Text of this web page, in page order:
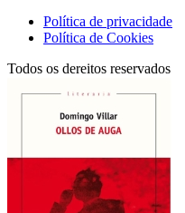
Política de privacidade
Política de Cookies
Todos os dereitos reservados